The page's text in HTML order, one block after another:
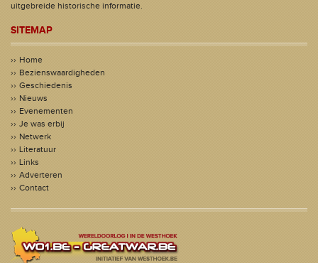
uitgebreide historische informatie.
SITEMAP
Home
Bezienswaardigheden
Geschiedenis
Nieuws
Evenementen
Je was erbij
Netwerk
Literatuur
Links
Adverteren
Contact